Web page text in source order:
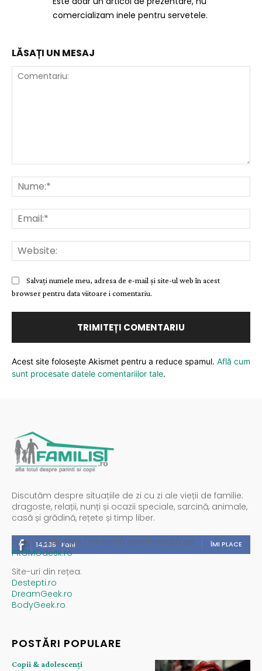
comercializam inele pentru servetele.
LĂSAȚI UN MESAJ
Salvați numele meu, adresa de e-mail și site-ul web în acest
browser pentru data viitoare i comentariu.
Acest site folosește Akismet pentru a reduce spamul. Află cum
sunt procesate datele comentariilor tale.
Discutăm despre situațiile de zi cu zi ale vieții de familie:
dragoste, relații, nunți și ocazii speciale, sarcină, animale,
casă și grădină, rețete și timp liber.
14,235 Fani ÎMI PLACE
Spații publicitare / reclamă administrată de
PROMOdesk.ro
Site-uri din rețea:
Destepti.ro
DreamGeek.ro
BodyGeek.ro
POSTĂRI POPULARE
Copii & adolescenți